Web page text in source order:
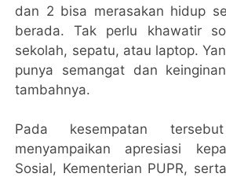
dan 2 bisa merasakan hidup
berada. Tak perlu khawatir
sekolah, sepatu, atau laptop.
punya semangat dan
tambahnya.
Pada kesempatan
menyampaikan apresiasi
Sosial, Kementerian PUPR,